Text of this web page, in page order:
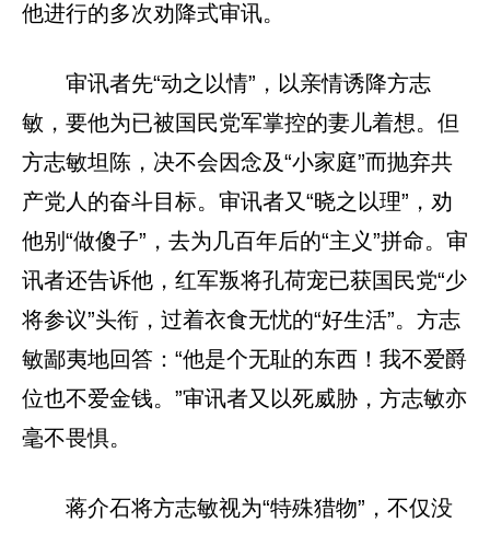
他进行的多次劝降式审讯。
审讯者先“动之以情”，以亲情诱降方志
敏，要他为已被国民党军掌控的妻儿着想。但
方志敏坦陈，决不会因念及“小家庭”而抛弃共
产党人的奋斗目标。审讯者又“晓之以理”，劝
他别“做傻子”，去为几百年后的“主义”拼命。审
讯者还告诉他，红军叛将孔荷宠已获国民党“少
将参议”头衔，过着衣食无忧的“好生活”。方志
敏鄙夷地回答：“他是个无耻的东西！我不爱爵
位也不爱金钱。”审讯者又以死威胁，方志敏亦
毫不畏惧。
蒋介石将方志敏视为“特殊猎物”，不仅没